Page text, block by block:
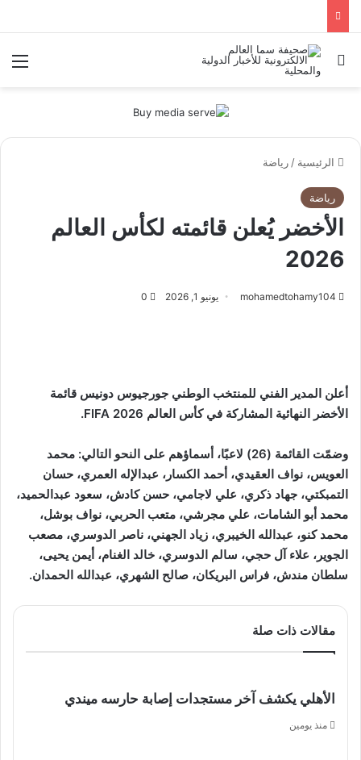
بحث عن
الرئيسية / رياضة
رياضة
الأخضر يُعلن قائمته لكأس العالم
2026
mohamedtohamy104 يونيو 1, 2026 0
أعلن المدير الفني للمنتخب الوطني جورجيوس دونيس قائمة
الأخضر النهائية المشاركة في كأس العالم FIFA 2026.
وضمّت القائمة (26) لاعبًا، أسماؤهم على النحو التالي: محمد
العويس، نواف العقيدي، أحمد الكسار، عبدالإله العمري، حسان
التمبكتي، جهاد ذكري، علي لاجامي، حسن كادش، سعود عبدالحميد،
محمد أبو الشامات، علي مجرشي، متعب الحربي، نواف بوشل،
محمد كنو، عبدالله الخيبري، زياد الجهني، ناصر الدوسري، مصعب
الجوير، علاء آل حجي، سالم الدوسري، خالد الغنام، أيمن يحيى،
سلطان مندش، فراس البريكان، صالح الشهري، عبدالله الحمدان.
مقالات ذات صلة
الأهلي يكشف آخر مستجدات إصابة حارسه ميندي
منذ يومين